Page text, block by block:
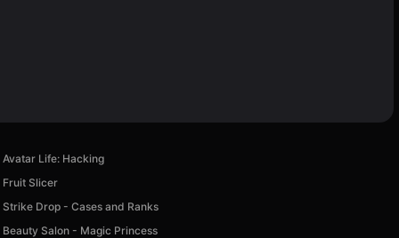
Avatar Life: Hacking
Fruit Slicer
Strike Drop - Cases and Ranks
Beauty Salon - Magic Princess